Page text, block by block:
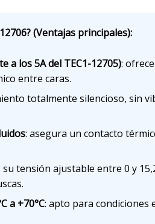
(Ventajas principales):
a los 5A del TEC1-12705):
entre caras.
totalmente silencioso, sin
: asegura un contacto
su tensión ajustable entre 0 y
a +70°C: apto para condiciones